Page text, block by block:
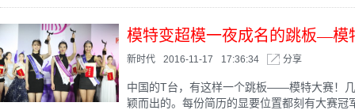
模特变超模一夜成名的跳板—模
新时代 2016-11-17 17:36:34 分享
中国的T台，有这样一个跳板——模特大赛！
颖而出的。每份简历的显要位置都刻有大赛